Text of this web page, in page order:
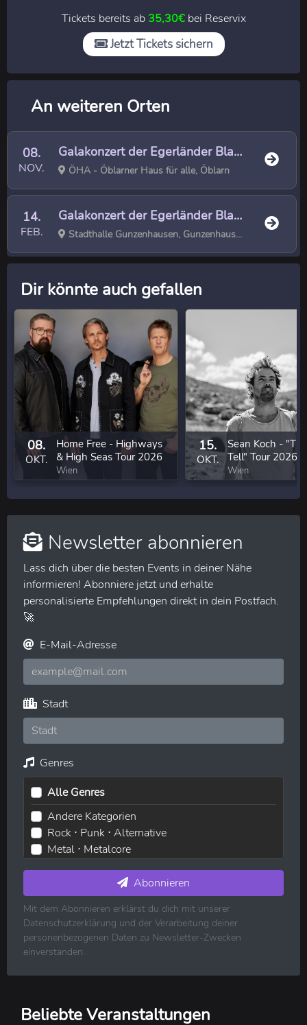
Tickets bereits ab 35,30€bei Reservix
Jetzt Tickets sichern
An weiteren Orten
08.
NOV.
Galakonzert der Egerländer Blasmusik Neusiedl am See – 100 Jahre Ernst Mosch
ÖHA - Öblarner Haus für alle, Öblarn
14.
FEB.
Galakonzert der Egerländer Blasmusik Neusiedl am See – 100 Jahre Ernst Mosch
Stadthalle Gunzenhausen, Gunzenhausen
Dir könnte auch gefallen
08.
OKT.
Home Free - Highways
& High Seas Tour 2026
Wien
15.
OKT.
Sean Koch -
Tell" Tour 2026
Wien
Newsletter abonnieren
Lass dich über die besten Events in deiner Nähe
informieren! Abonniere jetzt und erhalte
personalisierte Empfehlungen direkt in dein Postfach.
🚀
E-Mail-Adresse
Stadt
Genres
Alle Genres
Andere Kategorien
Rock ⋅ Punk ⋅ Alternative
Metal ⋅ Metalcore
Elektronische Musik ⋅ House ⋅ Techno
Pop ⋅ Dance ⋅ Indie
Hip-Hop ⋅ Rap
R&B ⋅ Soul ⋅ Blues ⋅ Jazz
Volksmusik ⋅ Folk ⋅ Country ⋅ Schlager
Klassische Musik
Abonnieren
Mit dem Abonnieren erklärst du dich mit unserer
Datenschutzerklärung und der Verarbeitung deiner
personenbezogenen Daten zu Newsletter-Zwecken
einverstanden.
Beliebte Veranstaltungen